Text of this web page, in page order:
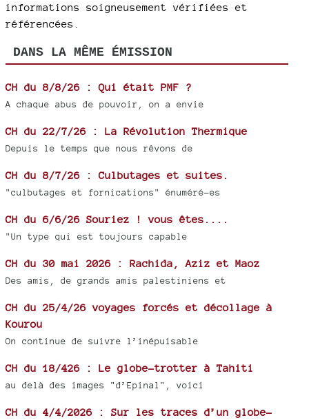
informations soigneusement vérifiées et
référencées.
DANS LA MÊME ÉMISSION
CH du 8/8/26 : Qui était PMF ?
A chaque abus de pouvoir, on a envie
CH du 22/7/26 : La Révolution Thermique
Depuis le temps que nous rêvons de
CH du 8/7/26 : Culbutages et suites.
"culbutages et fornications" énuméré-es
CH du 6/6/26 Souriez ! vous êtes....
"Un type qui est toujours capable
CH du 30 mai 2026 : Rachida, Aziz et Maoz
Des amis, de grands amis palestiniens et
CH du 25/4/26 voyages forcés et décollage à
Kourou
On continue de suivre l’inépuisable
CH du 18/426 : Le globe-trotter à Tahiti
au delà des images "d’Epinal", voici
CH du 4/4/2026 : Sur les traces d’un globe-